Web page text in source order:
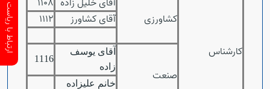
کارشناس
کشاورزی
آقای کشاورز
1112
صنعت
آقای یوسف
زاده
1116
خانم علیزاده